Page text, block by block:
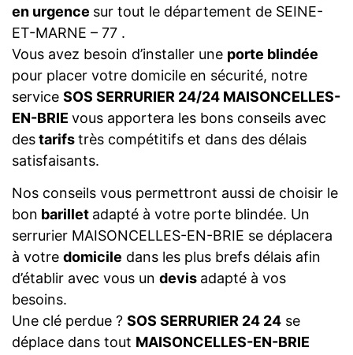
en urgence sur tout le département de SEINE-
ET-MARNE – 77 .
Vous avez besoin d’installer une porte blindée
pour placer votre domicile en sécurité, notre
service SOS SERRURIER 24/24 MAISONCELLES-
EN-BRIE vous apportera les bons conseils avec
destarifstrès compétitifs et dans des délais
satisfaisants.
Nos conseils vous permettront aussi de choisir le
bon barillet adapté à votre porte blindée. Un
serrurier MAISONCELLES-EN-BRIE se déplacera
à votre domicile dans les plus brefs délais afin
d’établir avec vous un devis adapté à vos
besoins.
Une clé perdue ? SOS SERRURIER 24 24 se
déplace dans tout MAISONCELLES-EN-BRIE